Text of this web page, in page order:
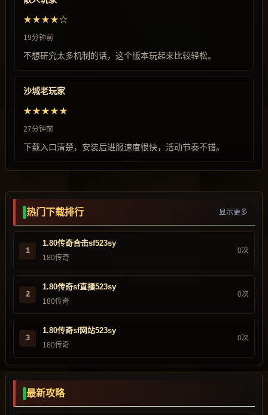
★★★★☆
19分钟前
不想研究太多机制的话，这个版本玩起来比较轻松。
沙城老玩家
★★★★★
27分钟前
下载入口清楚，安装后进服速度很快，活动节奏不错。
热门下载排行 显示更多
1
1.80传奇合击sf523sy
180传奇
0次
2
1.80传奇sf直播523sy
180传奇
0次
3
1.80传奇sf网站523sy
180传奇
0次
最新攻略